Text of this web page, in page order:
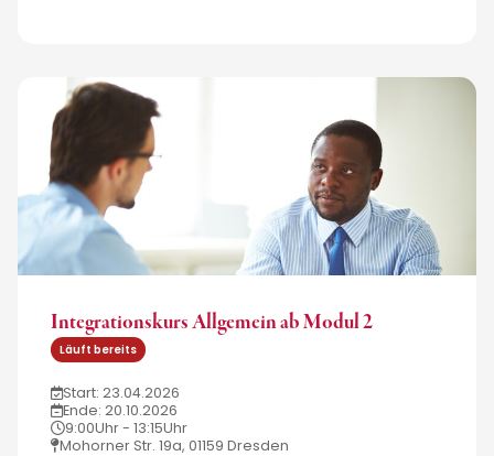
Integrationskurs Allgemein ab Modul 2
Läuft bereits
Start: 23.04.2026
Ende: 20.10.2026
9:00Uhr - 13:15Uhr
Mohorner Str. 19a, 01159 Dresden